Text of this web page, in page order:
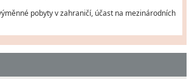
pobyty v zahraničí, účast na mezinárodních